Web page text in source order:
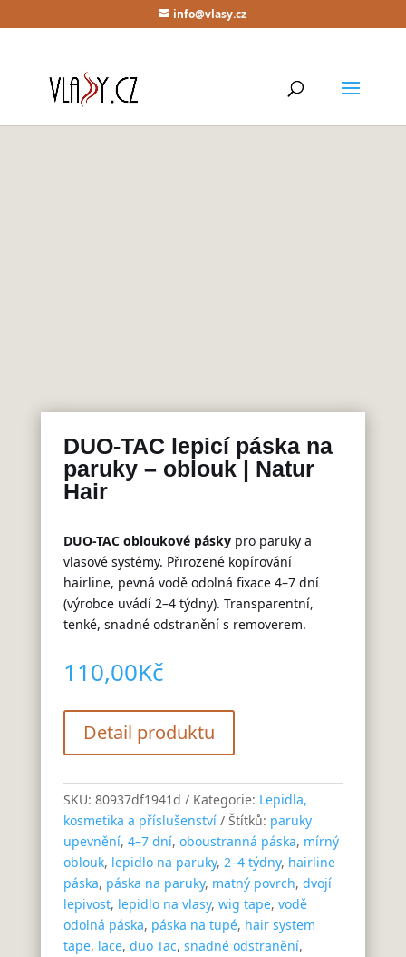
info@vlasy.cz
DUO-TAC lepicí páska na
paruky – oblouk | Natur
Hair
DUO-TAC obloukové páskypro paruky a
vlasové systémy. Přirozené kopírování
hairline, pevná vodě odolná fixace 4–7 dní
(výrobce uvádí 2–4 týdny). Transparentní,
tenké, snadné odstranění s removerem.
110,00Kč
Detail produktu
SKU: 80937df1941d Kategorie: Lepidla,
kosmetika a příslušenství
Štítků: paruky
upevnění, 4–7 dní, oboustranná páska, mírný
oblouk, lepidlo na paruky, 2–4 týdny, hairline
páska, páska na paruky, matný povrch, dvojí
lepivost, lepidlo na vlasy, wig tape, vodě
odolná páska, páska na tupé, hair system
tape, lace, duo Tac, snadné odstranění,